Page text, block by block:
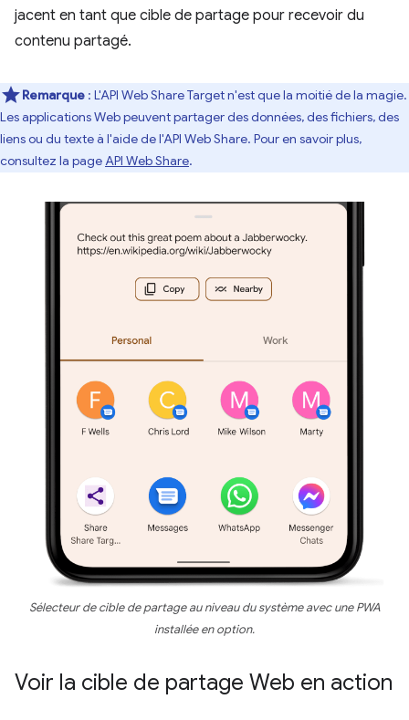
jacent en tant que cible de partage pour recevoir du
contenu partagé.
Remarque : L'API Web Share Target n'est que la moitié de la magie.
Les applications Web peuvent partager des données, des fichiers, des
liens ou du texte à l'aide de l'API Web Share. Pour en savoir plus,
consultez la pageAPI Web Share.
Sélecteur de cible de partage au niveau du système avec une PWA
installée en option.
Voir la cible de partage Web en action